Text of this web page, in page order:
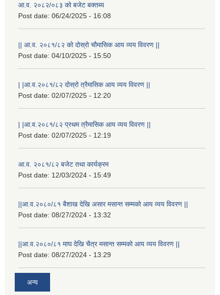
आ.व. २०८२/०८३ को बजेट बक्तब्य
Post date: 06/24/2025 - 16:08
|| आ.व. २०८१/८२ को दोस्रो चौमासिक आय व्यय विवरण ||
Post date: 04/10/2025 - 15:50
| |आ.व.२०८१/८२ दोस्रो त्रैमासिक आय व्यय विवरण ||
Post date: 02/07/2025 - 12:20
| |आ.व.२०८१/८२ प्रथम त्रैमासिक आय व्यय विवरण ||
Post date: 02/07/2025 - 12:19
आ.व. २०८१/८२ बजेट तथा कार्यक्रम
Post date: 12/03/2024 - 15:49
||आ.व.२०८०/८१ बैशाख देखि असार मसान्त सम्मको आय व्यय विवरण ||
Post date: 08/27/2024 - 13:32
||आ.व.२०८०/८१ माघ देखि चैत्र मसान्त सम्मको आय व्यय विवरण ||
Post date: 08/27/2024 - 13:29
अन्य